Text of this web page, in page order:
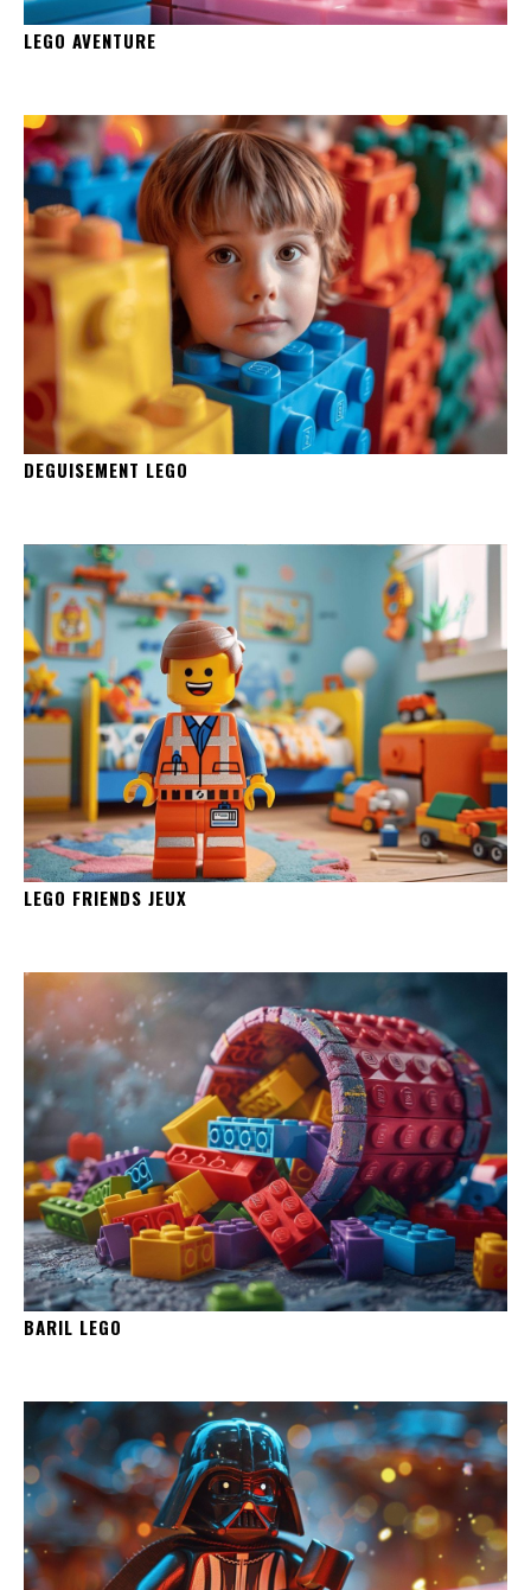
LEGO AVENTURE
DEGUISEMENT LEGO
LEGO FRIENDS JEUX
BARIL LEGO